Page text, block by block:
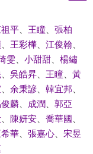
平、 王瞳、 張柏
、 王彩樺、 江俊翰
雯、 小甜甜、 楊繡
、 吳皓昇、 王瞳、 黃
余秉諺、 韓宜邦
麟、 成潤
郭亞
、 陳妍安、 喬華國
華、 張嘉心、 宋昱